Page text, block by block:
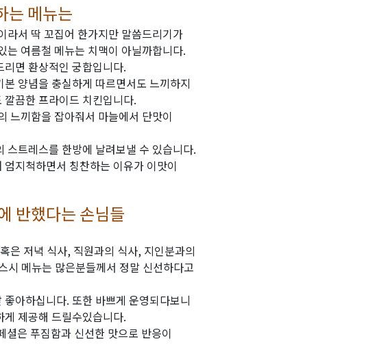
는 메뉴는
라서 딱 꼬집어 한가지만 말씀드리기가
는 여름철 메뉴는 치맥이 아닐까합니다.
면 환상적인 궁합입니다.
양념을 충실하게 따르면서도 느끼하지
끔한 프라이드 치킨입니다.
느끼함을 잡아줘서 마늘에서 단맛이
스트레스를 한방에 날려보낼 수 있습니다.
지척하면서 칭찬하는 이유가 이맛이
반했다는 손님들
은 저녁 식사, 직원과의 식사, 지인분과의
시 메뉴는 많은분들께서 정말 신선하다고
아하십니다. 또한 바쁘게 운영되다보니
제공해 드릴수있습니다.
은 푸짐함과 신선한 맛으로 반응이